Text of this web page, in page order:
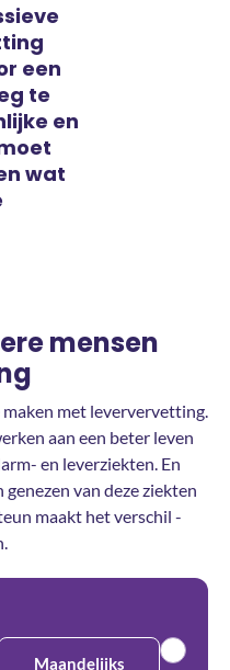
een
te
en
wat
mensen
met leververvetting.
aan een beter leven
en leverziekten. En
van deze ziekten
maakt het verschil -
Maandelijks